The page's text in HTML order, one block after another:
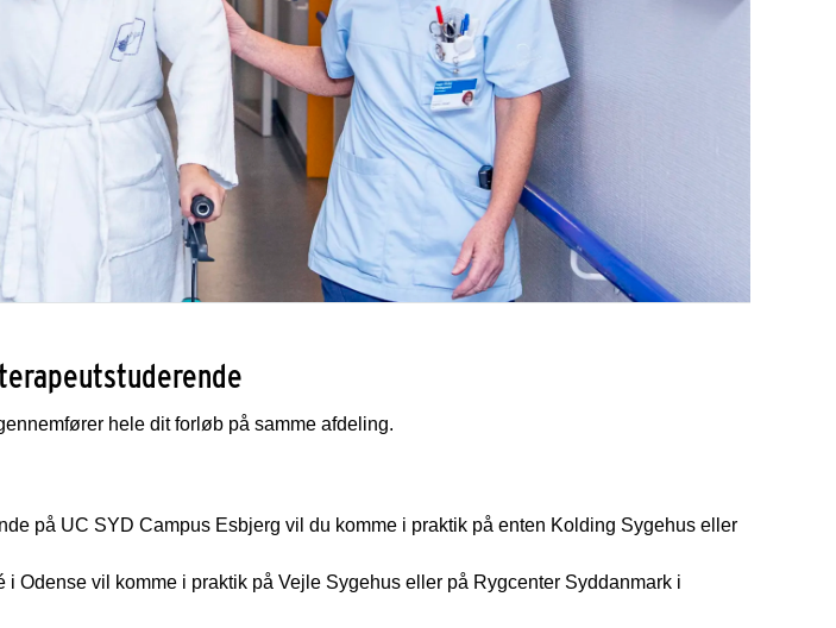
hele dit forløb på samme afdeling.
på UC SYD Campus Esbjerg vil du komme i praktik på enten Kolding Sygehus eller
Odense vil komme i praktik på Vejle Sygehus eller på Rygcenter Syddanmark i